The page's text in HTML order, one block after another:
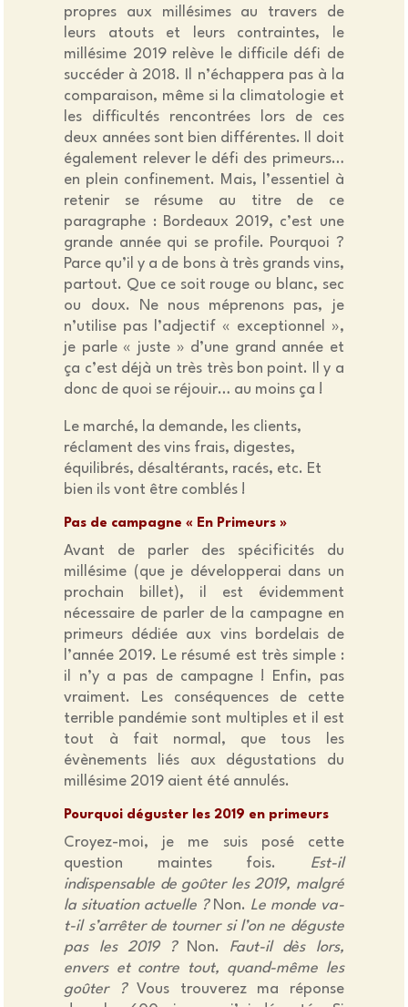
propres aux millésimes au travers de
leurs atouts et leurs contraintes, le
millésime 2019 relève le difficile défi de
succéder à 2018. Il n’échappera pas à la
comparaison, même si la climatologie et
les difficultés rencontrées lors de ces
deux années sont bien différentes. Il doit
également relever le défi des primeurs…
en plein confinement. Mais, l’essentiel à
retenir se résume au titre de ce
paragraphe : Bordeaux 2019, c’est une
grande année qui se profile. Pourquoi ?
Parce qu’il y a de bons à très grands vins,
partout. Que ce soit rouge ou blanc, sec
ou doux. Ne nous méprenons pas, je
n’utilise pas l’adjectif « exceptionnel »,
je parle « juste » d’une grand année et
ça c’est déjà un très très bon point. Il y a
donc de quoi se réjouir… au moins ça !
Le marché, la demande, les clients,
réclament des vins frais, digestes,
équilibrés, désaltérants, racés, etc. Et
bien ils vont être comblés !
Pas de campagne « En Primeurs »
Avant de parler des spécificités du
millésime (que je développerai dans un
prochain billet), il est évidemment
nécessaire de parler de la campagne en
primeurs dédiée aux vins bordelais de
l’année 2019. Le résumé est très simple :
il n’y a pas de campagne ! Enfin, pas
vraiment. Les conséquences de cette
terrible pandémie sont multiples et il est
tout à fait normal, que tous les
évènements liés aux dégustations du
millésime 2019 aient été annulés.
Pourquoi déguster les 2019 en primeurs
Croyez-moi, je me suis posé cette
question maintes fois. Est-il
indispensable de goûter les 2019, malgré
la situation actuelle ?Non. Le monde va-
t-il s’arrêter de tourner si l’on ne déguste
pas les 2019 ?Non. Faut-il dès lors,
envers et contre tout, quand-même les
goûter ?Vous trouverez ma réponse